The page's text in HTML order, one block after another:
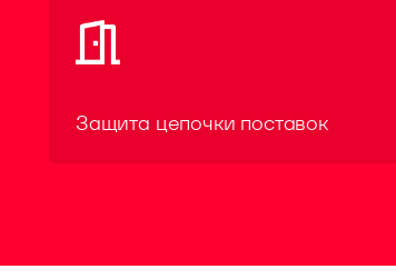
Защита цепочки поставок